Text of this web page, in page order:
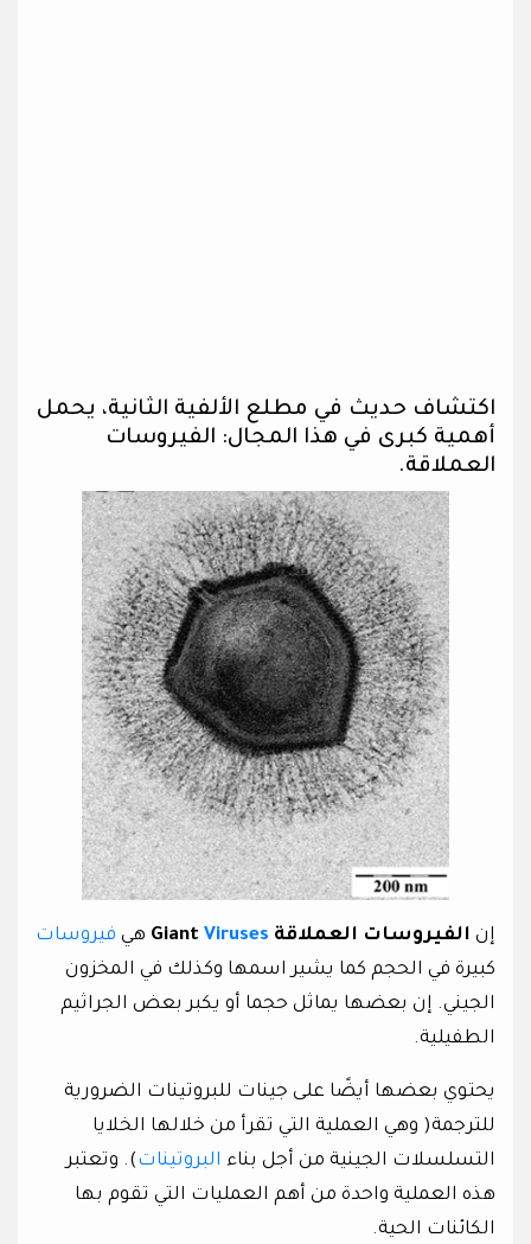
اكتشاف حديث في مطلع الألفية الثانية، يحمل
أهمية كبرى في هذا المجال: الفيروسات
العملاقة.
إن الفيروسات العملاقة Giant Viruses هي فيروسات
كبيرة في الحجم كما يشير اسمها وكذلك في المخزون
الجيني. إن بعضها يماثل حجما أو يكبر بعض الجراثيم
الطفيلية.
يحتوي بعضها أيضًا على جينات للبروتينات الضرورية
للترجمة( وهي العملية التي تقرأ من خلالها الخلايا
التسلسلات الجينية من أجل بناء البروتينات). وتعتبر
هذه العملية واحدة من أهم العمليات التي تقوم بها
الكائنات الحية.